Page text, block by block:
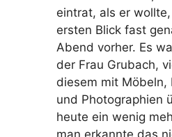
eintrat, als er
ersten Blick fast
Abend vorher. Es
der Frau Grubach,
diesem mit Möbeln,
und Photographien
heute ein wenig
man erkannte das